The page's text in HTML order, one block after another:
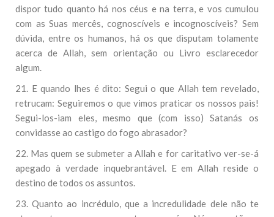
dispor tudo quanto há nos céus e na terra, e vos cumulou
com as Suas mercês, cognoscíveis e incognoscíveis? Sem
dúvida, entre os humanos, há os que disputam tolamente
acerca de Allah, sem orientação ou Livro esclarecedor
algum.
21. E quando lhes é dito: Segui o que Allah tem revelado,
retrucam: Seguiremos o que vimos praticar os nossos pais!
Segui-los-iam eles, mesmo que (com isso) Satanás os
convidasse ao castigo do fogo abrasador?
22. Mas quem se submeter a Allah e for caritativo ver-se-á
apegado à verdade inquebrantável. E em Allah reside o
destino de todos os assuntos.
23. Quanto ao incrédulo, que a incredulidade dele não te